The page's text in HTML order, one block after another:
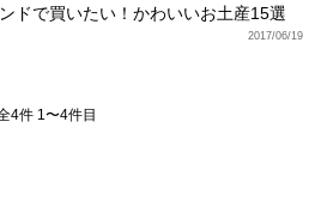
ドで買いたい！かわいいお土産15選
2017/06/19
4件 1〜4件目